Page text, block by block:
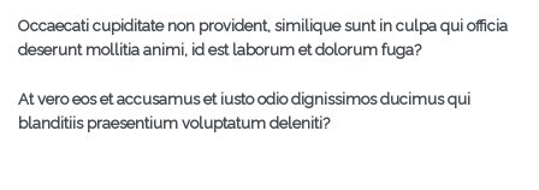
Occaecati cupiditate non provident, similique sunt in culpa qui officia
deserunt mollitia animi, id est laborum et dolorum fuga?
At vero eos et accusamus et iusto odio dignissimos ducimus qui
blanditiis praesentium voluptatum deleniti?